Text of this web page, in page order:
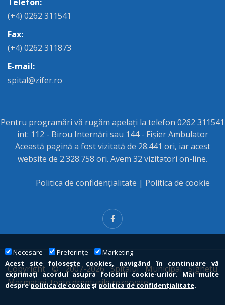
(+4) 0262 311541
Fax:
(+4) 0262 311873
E-mail:
spital@zifer.ro
Pentru programări vă rugăm apelați la telefon 0262 311541
int: 112 - Birou Internări sau 144 - Fișier Ambulator
Această pagină a fost vizitată de 28.441 ori, iar acest
website de 2.328.758 ori. Avem 32 vizitatori on-line.
Politica de confidențialitate | Politica de cookie
Copyright © 2007-2026 Spitalul Municipal Sighetu
Marmației, toate drepturile rezervate
Necesare Preferințe
Marketing
Acest site folosește cookies, navigând în continuare vă
exprimați acordul asupra folosirii cookie-urilor. Mai multe
desprepolitica de cookieșipolitica de confidențialitate.